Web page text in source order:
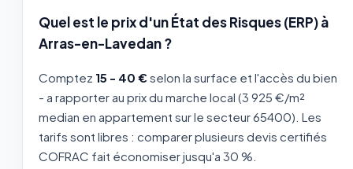
Quel est le prix d'un État des Risques (ERP) à
Arras-en-Lavedan ?
Comptez 15 - 40 €selon la surface et l'accès du bien
- a rapporter au prix du marche local (3 925 €/m²
median en appartement sur le secteur 65400). Les
tarifs sont libres : comparer plusieurs devis certifiés
COFRAC fait économiser jusqu'a 30 %.